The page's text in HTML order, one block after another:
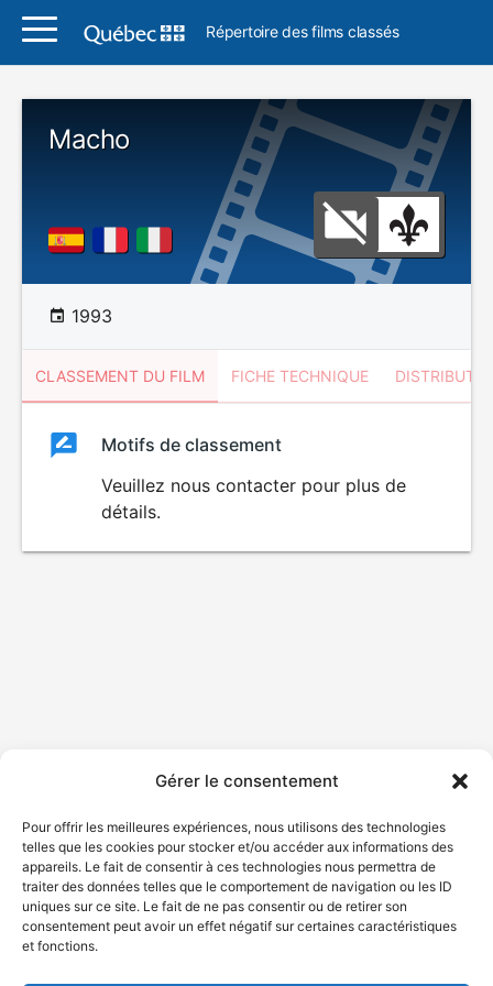
Gérer le consentement
Pour offrir les meilleures expériences, nous utilisons des technologies
telles que les cookies pour stocker et/ou accéder aux informations des
appareils. Le fait de consentir à ces technologies nous permettra de
traiter des données telles que le comportement de navigation ou les ID
uniques sur ce site. Le fait de ne pas consentir ou de retirer son
consentement peut avoir un effet négatif sur certaines caractéristiques
et fonctions.
Répertoire des films classés
Macho
1993
CLASSEMENT DU FILM FICHE TECHNIQUE
ClassementClassement
Motifs de classement
Veuillez nous contacter pour plus de
détails.